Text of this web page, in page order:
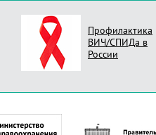
Профилактика
ВИЧ/СПИДа в
России